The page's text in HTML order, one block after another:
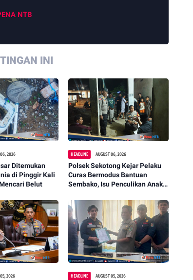
NTB
INI
06, 2026
Ditemukan
di Pinggir Kali
Belut
HEADLINE AUGUST 06, 2026
Polsek Sekotong Kejar Pelaku
Curas Bermodus Bantuan
Sembako, Isu Penculikan Anak
05, 2026 HEADLINE AUGUST 05, 2026